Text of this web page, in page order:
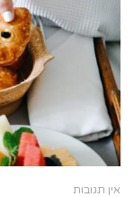
אין תגובות